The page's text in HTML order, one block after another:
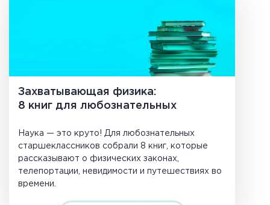
Захватывающая физика:
8 книг для любознательных
Наука — это круто! Для любознательных
старшеклассников собрали 8 книг, которые
рассказывают о физических законах,
телепортации, невидимости и путешествиях во
времени.